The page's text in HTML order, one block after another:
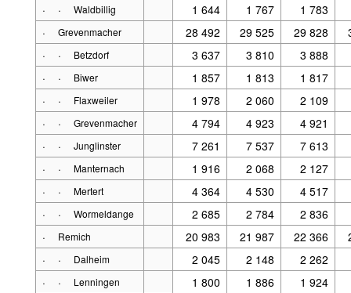
· · Waldbillig 1 644 1 767
1 783
·
Grevenmacher 28 492 29 525 29 828
· · Betzdorf 3 637 3 810
3 888
· · Biwer 1 857 1 813
1 817
· · Flaxweiler 1 978 2 060
2 109
· · Grevenmacher 4 794 4 923
4 921
· · Junglinster 7 261 7 537
7 613
· · Manternach 1 916 2 068
2 127
· · Mertert 4 364 4 530
4 517
· · Wormeldange 2 685 2 784
2 836
·
Remich 20 983 21 987 22 366
· · Dalheim 2 045 2 148
2 262
· · Lenningen 1 800 1 886
1 924